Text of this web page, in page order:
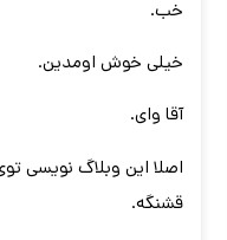
خب.
خیلی خوش اومدین.
آقا وای.
اصلا این وبلاگ
قشنگه.